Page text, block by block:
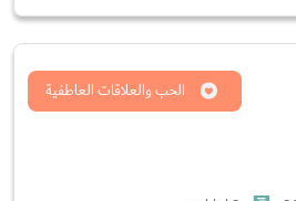
الحب والعلاقات العاطفية